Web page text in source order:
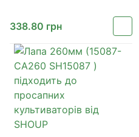
338.80 грн